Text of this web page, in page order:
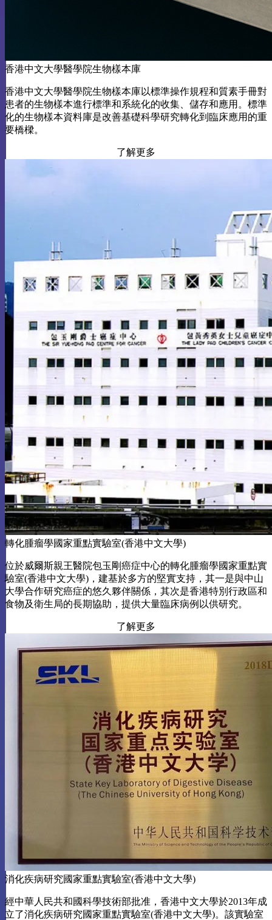
香港中文大學醫學院生物樣本庫
香港中文大學醫學院生物樣本庫以標準操作規程和質素手冊對
患者的生物樣本進行標準和系統化的收集、儲存和應用。標準
化的生物樣本資料庫是改善基礎科學研究轉化到臨床應用的重
要橋樑。
了解更多
轉化腫瘤學國家重點實驗室(香港中文大學)
位於威爾斯親王醫院包玉剛癌症中心的轉化腫瘤學國家重點實
驗室(香港中文大學)，建基於多方的堅實支持，其一是與中山
大學合作研究癌症的悠久夥伴關係，其次是香港特別行政區和
食物及衛生局的長期協助，提供大量臨床病例以供研究。
了解更多
消化疾病研究國家重點實驗室(香港中文大學)
經中華人民共和國科學技術部批准，香港中文大學於2013年成
立了消化疾病研究國家重點實驗室(香港中文大學)。該實驗室